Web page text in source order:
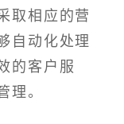
取相应的营
自动化处理
的客户服
理。